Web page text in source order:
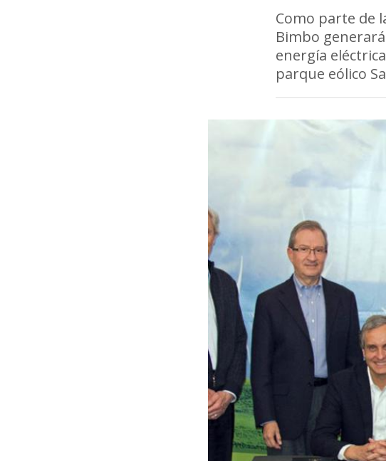
Como parte de
Bimbo
energía
parque eólico